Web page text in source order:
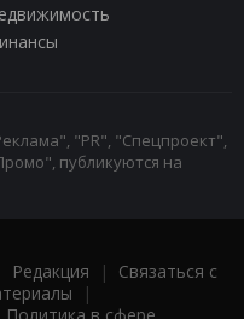
"PR", "Спецпроект",
публикуются на
Редакция | Связаться с
|